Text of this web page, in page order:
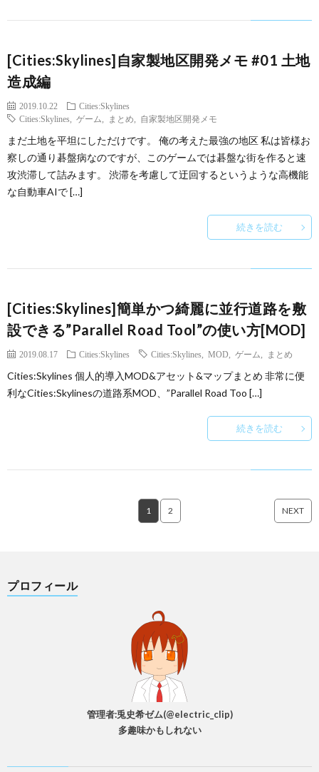
[Cities:Skylines]自家製地区開発メモ #01 土地
造成編
2019.10.22
Cities:Skylines
Cities:Skylines
ゲーム まとめ 自家製地区開発メモ
まだ土地を平坦にしただけです。 俺の考えた最強の地区 私は皆様お
察しの通り碁盤病なのですが、このゲームでは碁盤な街を作ると速
攻渋滞して詰みます。 渋滞を考慮して迂回するというような高機能
な自動車AIで […]
続きを読む
[Cities:Skylines]簡単かつ綺麗に並行道路を敷
設できる”Parallel Road Tool”の使い方[MOD]
2019.08.17 Cities:Skylines Cities:Skylines MOD ゲーム まとめ
Cities:Skylines 個人的導入MOD&アセット&マップまとめ 非常に便
利なCities:Skylinesの道路系MOD、”Parallel Road Too […]
続きを読む
1 2 NEXT
プロフィール
管理者:兎史希ゼム(@electric_clip)
多趣味かもしれない